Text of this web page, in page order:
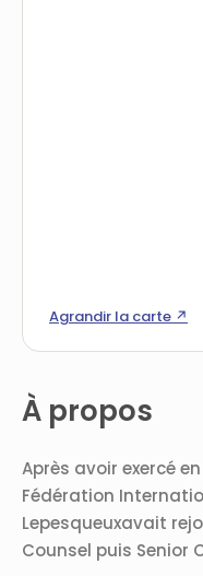
À propos
Après avoir exercé
Fédération
Lepesqueuxavait
Counsel puis Senior
Agrandir la carte ↗